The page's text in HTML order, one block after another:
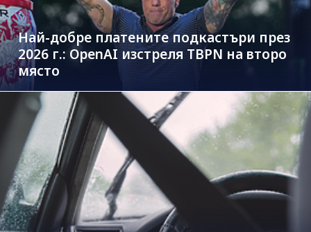
Най-добре платените подкастъри през
2026 г.: OpenAI изстреля TBPN на второ
място